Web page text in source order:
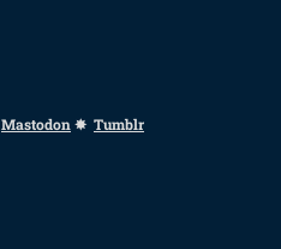
Mastodon ✸ Tumblr